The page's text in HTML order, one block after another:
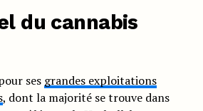
du cannabis
ses grandes exploitations
, dont la majorité se trouve dans